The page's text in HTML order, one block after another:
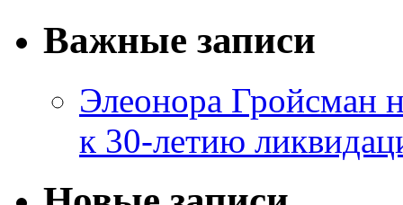
Важные записи
Элеонора Гройсман
к 30-летию